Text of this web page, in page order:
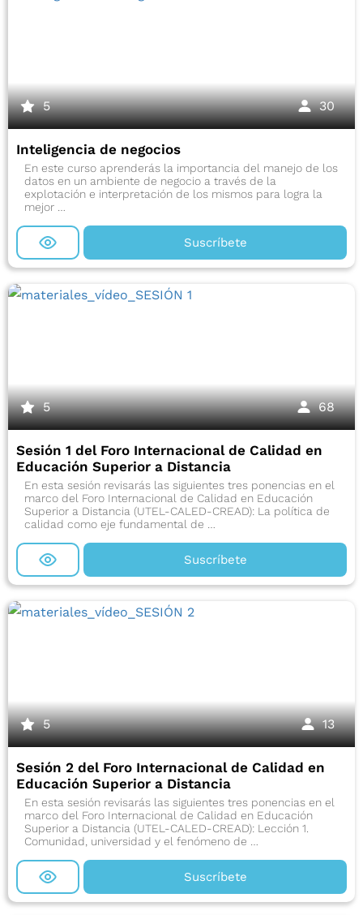
5 30
Inteligencia de negocios
En este curso aprenderás la importancia del manejo de los
datos en un ambiente de negocio a través de la
explotación e interpretación de los mismos para logra la
mejor …
Suscríbete
5 68
Sesión 1 del Foro Internacional de Calidad en
Educación Superior a Distancia
En esta sesión revisarás las siguientes tres ponencias en el
marco del Foro Internacional de Calidad en Educación
Superior a Distancia (UTEL-CALED-CREAD): La política de
calidad como eje fundamental de …
Suscríbete
5 13
Sesión 2 del Foro Internacional de Calidad en
Educación Superior a Distancia
En esta sesión revisarás las siguientes tres ponencias en el
marco del Foro Internacional de Calidad en Educación
Superior a Distancia (UTEL-CALED-CREAD): Lección 1.
Comunidad, universidad y el fenómeno de …
Suscríbete